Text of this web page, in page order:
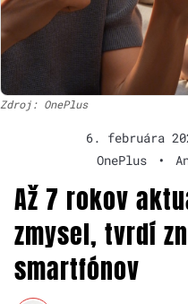
Zdroj: OnePlus
6. februára
OnePlus
•
Až 7 rokov
zmysel, tvrdí
smartfónov